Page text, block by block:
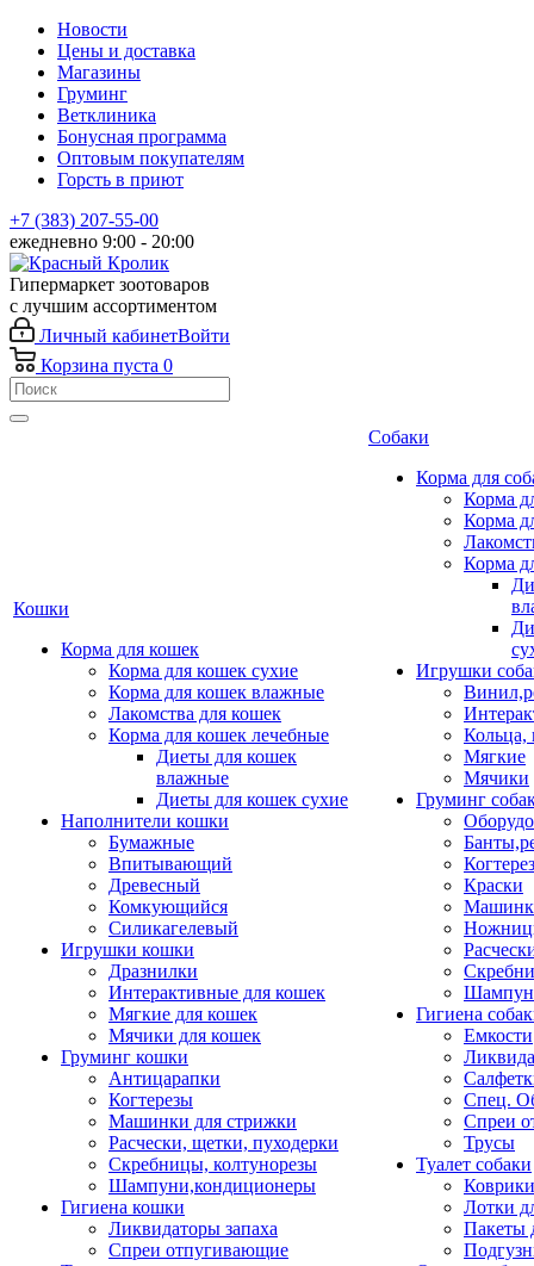
Новости
Цены и доставка
Магазины
Груминг
Ветклиника
Бонусная программа
Оптовым покупателям
Горсть в приют
+7 (383) 207-55-00
ежедневно 9:00 - 20:00
Гипермаркет зоотоваров
с лучшим ассортиментом
Личный кабинетВойти
Корзина пуста 0
Кошки
Корма для кошек
Корма для кошек сухие
Корма для кошек влажные
Лакомства для кошек
Корма для кошек лечебные
Диеты для кошек
влажные
Диеты для кошек сухие
Наполнители кошки
Бумажные
Впитывающий
Древесный
Комкующийся
Силикагелевый
Игрушки кошки
Дразнилки
Интерактивные для кошек
Мягкие для кошек
Мячики для кошек
Груминг кошки
Антицарапки
Когтерезы
Машинки для стрижки
Расчески, щетки, пуходерки
Скребницы, колтунорезы
Шампуни,кондиционеры
Гигиена кошки
Ликвидаторы запаха
Спреи отпугивающие
Собаки
Корма для
Корма
Корма
Корма
Игрушки
Кольца,
Мягкие
Мячики
Груминг
Краски
Гигиена
Емкости
Спец.
Спреи
Трусы
Туалет собаки
Коврики
Лотки
Пакеты